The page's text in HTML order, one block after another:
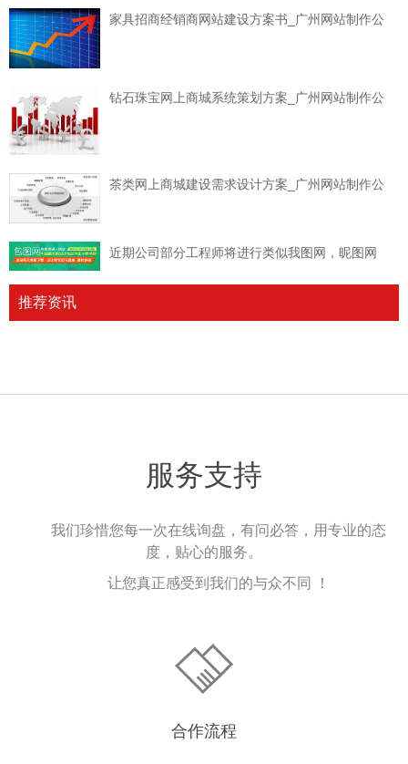
家具招商经销商网站建设方案书_广州网站制作公
钻石珠宝网上商城系统策划方案_广州网站制作公
茶类网上商城建设需求设计方案_广州网站制作公
近期公司部分工程师将进行类似我图网，昵图网
推荐资讯
服务支持
我们珍惜您每一次在线询盘，有问必答，用专业的态
度，贴心的服务。
让您真正感受到我们的与众不同 ！
合作流程